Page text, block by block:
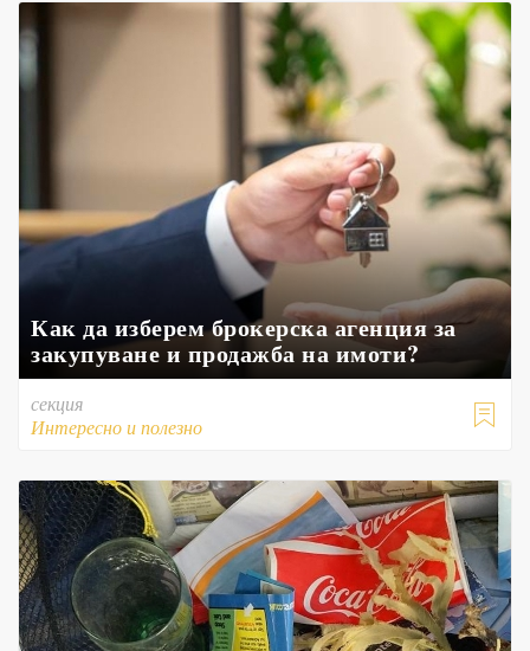
Как да изберем брокерска агенция за
закупуване и продажба на имоти?

секция
Интересно и полезно